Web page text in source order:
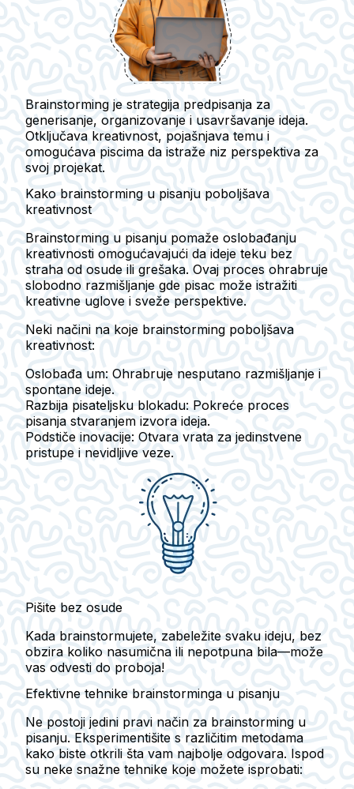
Brainstorming je strategija predpisanja za
generisanje, organizovanje i usavršavanje ideja.
Otključava kreativnost, pojašnjava temu i
omogućava piscima da istraže niz perspektiva za
svoj projekat.
Kako brainstorming u pisanju poboljšava
kreativnost
Brainstorming u pisanju pomaže oslobađanju
kreativnosti omogućavajući da ideje teku bez
straha od osude ili grešaka. Ovaj proces ohrabruje
slobodno razmišljanje gde pisac može istražiti
kreativne uglove i sveže perspektive.
Neki načini na koje brainstorming poboljšava
kreativnost:
Oslobađa um: Ohrabruje nesputano razmišljanje i
spontane ideje.
Razbija pisateljsku blokadu: Pokreće proces
pisanja stvaranjem izvora ideja.
Podstiče inovacije: Otvara vrata za jedinstvene
pristupe i nevidljive veze.
Pišite bez osude
Kada brainstormujete, zabeležite svaku ideju, bez
obzira koliko nasumična ili nepotpuna bila—može
vas odvesti do proboja!
Efektivne tehnike brainstorminga u pisanju
Ne postoji jedini pravi način za brainstorming u
pisanju. Eksperimentišite s različitim metodama
kako biste otkrili šta vam najbolje odgovara. Ispod
su neke snažne tehnike koje možete isprobati: